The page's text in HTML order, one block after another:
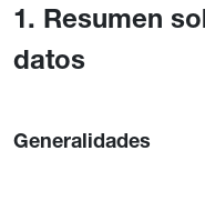
1. Resumen
datos
Generalidades